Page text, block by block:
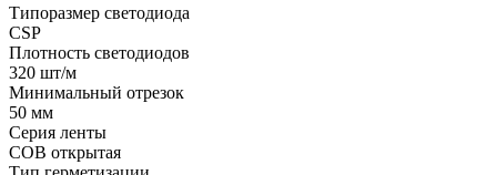
Типоразмер светодиода
CSP
Плотность светодиодов
320 шт/м
Минимальный отрезок
50 мм
Серия ленты
COB открытая